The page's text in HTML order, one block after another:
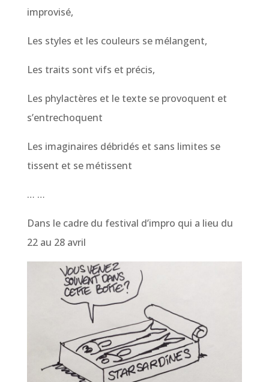
improvisé,
Les styles et les couleurs se mélangent,
Les traits sont vifs et précis,
Les phylactères et le texte se provoquent et
s’entrechoquent
Les imaginaires débridés et sans limites se
tissent et se métissent
… …
Dans le cadre du festival d’impro qui a lieu du
22 au 28 avril